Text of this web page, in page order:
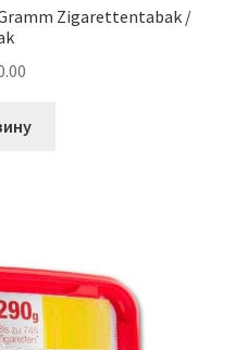
Zigarettentabak /